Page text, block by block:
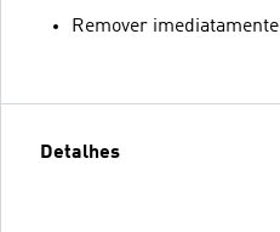
Remover imediatamente
Detalhes